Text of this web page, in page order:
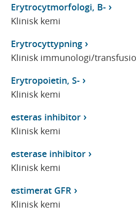
Erytrocytmorfologi, B-
Klinisk kemi
Erytrocyttypning
Klinisk immunologi/
Erytropoietin, S-
Klinisk kemi
esteras inhibitor
Klinisk kemi
esterase inhibitor
Klinisk kemi
estimerat GFR
Klinisk kemi